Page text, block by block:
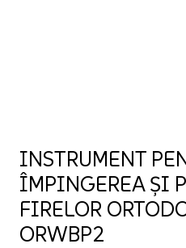
INSTRUMENT
ÎMPINGEREA ȘI
FIRELOR
ORWBP2